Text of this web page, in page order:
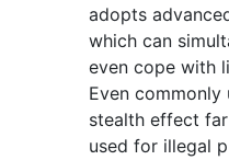
adopts
which can
even cope with
Even
stealth effect
used for illegal